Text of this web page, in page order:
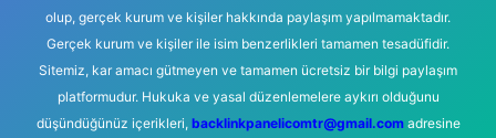
olup, gerçek kurum ve kişiler hakkında paylaşım yapılmamaktadır.
Gerçek kurum ve kişiler ile isim benzerlikleri tamamen tesadüfidir.
Sitemiz, kar amacı gütmeyen ve tamamen ücretsiz bir bilgi paylaşım
platformudur. Hukuka ve yasal düzenlemelere aykırı olduğunu
düşündüğünüz içerikleri, backlinkpanelicomtr@gmail.comadresine